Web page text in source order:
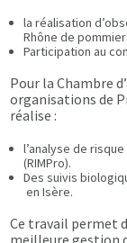
la réalisation
Rhône de
Participation au
Pour la Chambre
organisations de
réalise :
l’analyse de
(RIMPro).
Des suivis
en Isère.
Ce travail permet